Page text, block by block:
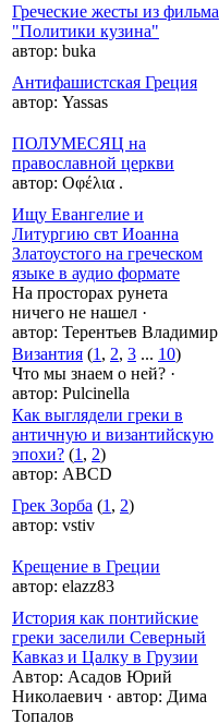
Греческие жесты из фильма
"Политики кузина"
автор: buka
Антифашистская Греция
автор: Yassas
ПОЛУМЕСЯЦ на
православной церкви
автор: Οφέλια .
Ищу Евангелие и
Литургию свт Иоанна
Златоустого на греческом
языке в аудио формате
На просторах рунета
ничего не нашел ·
автор: Терентьев Владимир
Византия (1 , 2, 3 ... 10)
Что мы знаем о ней? ·
автор: Pulcinella
Как выглядели греки в
античную и византийскую
эпохи? (1 , 2)
автор: ABCD
Грек Зорба (1 , 2)
автор: vstiv
Крещение в Греции
автор: elazz83
История как понтийские
греки заселили Северный
Кавказ и Цалку в Грузии
Автор: Асадов Юрий
Николаевич · автор: Дима
Топалов